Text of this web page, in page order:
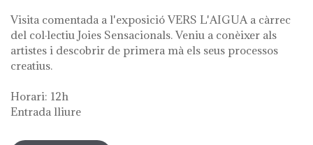
Visita comentada a l'exposició VERS L'AIGUA a càrrec
del col·lectiu Joies Sensacionals. Veniu a conèixer als
artistes i descobrir de primera mà els seus processos
creatius.
Horari: 12h
Entrada lliure